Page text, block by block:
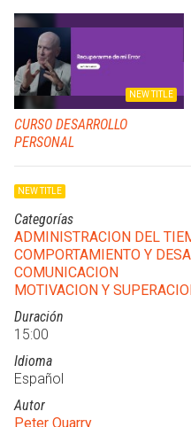
CURSO DESARROLLO
PERSONAL
NEW TITLE
NEW TITLE
Categorías
ADMINISTRACION DEL
COMPORTAMIENTO Y
COMUNICACION
MOTIVACION Y
Duración
15:00
Idioma
Español
Autor
Peter Quarry